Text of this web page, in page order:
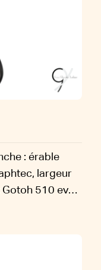
: érable
largeur
510 ev